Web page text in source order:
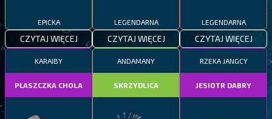
EPICKA
CZYTAJ WIĘCEJ
LEGENDARNA
CZYTAJ WIĘCEJ
LEGENDARNA
CZYTAJ WIĘCEJ
KARAIBY
PŁASZCZKA CHOLA
ANDAMANY
SKRZYDLICA
RZEKA JANGCY
JESIOTR DABRY